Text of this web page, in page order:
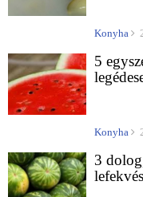
Konyha
5
Konyha
3